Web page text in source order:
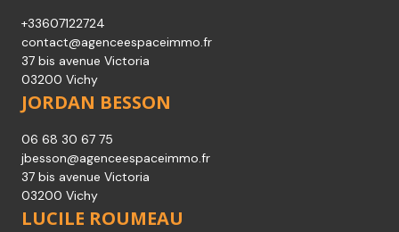
+33607122724
contact@agenceespaceimmo.fr
37 bis avenue Victoria
03200 Vichy
JORDAN BESSON
06 68 30 67 75
jbesson@agenceespaceimmo.fr
37 bis avenue Victoria
03200 Vichy
LUCILE ROUMEAU